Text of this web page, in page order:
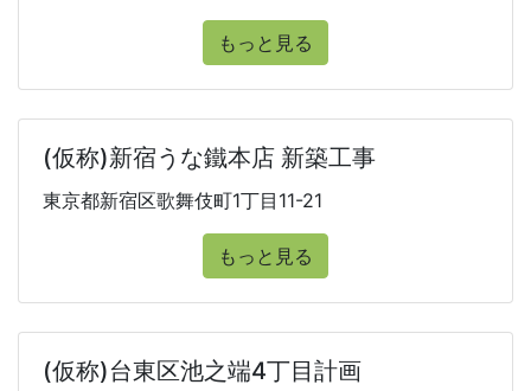
もっと見る
(仮称)新宿うな鐵本店 新築工事
東京都新宿区歌舞伎町1丁目11-21
もっと見る
(仮称)台東区池之端4丁目計画